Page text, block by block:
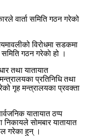
वार्ता समिति गठन गरेको
विरोधमा सडकमा
गठन गरेकाे हो ।
तथा यातायात
प्रतिनिधि तथा
गृह मन्त्रालयका प्रवक्ता
यातायात ठप्प
साेमबार यातायात
गरेका हुन् ।